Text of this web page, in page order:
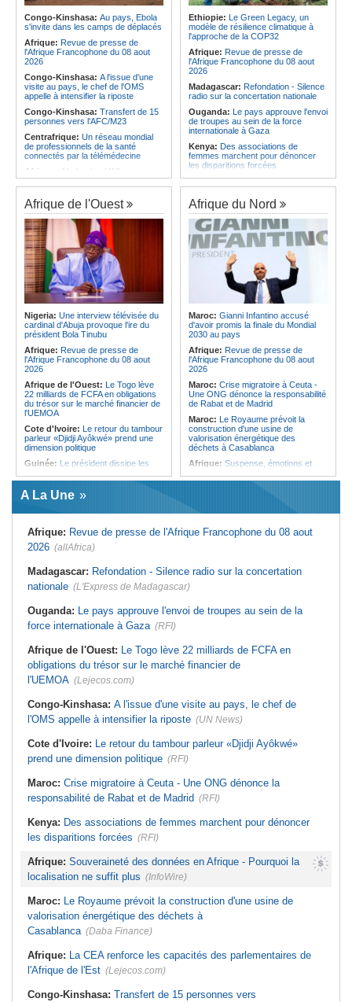
Afrique:CAN Féminine 2026 -
Priscille Kreto, la sérénité avant le
grand rendez-vous face à l'Algérie
Afrique: Le roman-photo de la
phase de groupes de la
TotalEnergies CAF Coupe d'Afrique
Angola:Le pays se dote d'une
usine de conditionnement et de
traitement des semences
Afrique: L'Angola possède l'un des
régimes juridiques les plus complets
du continent
Congo-Kinshasa: Au pays, Ebola
s'invite dans les camps de déplacés
Afrique: Revue de presse de
l'Afrique Francophone du 08 aout
2026
Congo-Kinshasa: A l'issue d'une
visite au pays, le chef de l'OMS
appelle à intensifier la riposte
Congo-Kinshasa: Transfert de 15
personnes vers l'AFC/M23
Centrafrique: Un réseau mondial
de professionnels de la santé
connectés par la télémédecine
Afrique:
Afrobasket U18 -
Madagascar valide son ticket pour
les quarts
Congo-Brazzaville:
Assainissement et développement
local - Les Nations unies réitèrent
leur soutien au pays
Angola:Un responsable prône la
transformation du potentiel
touristique en opportunités
d'investissement
Angola:La Marine de guerre
angolaise décore des militaires pour
les services rendus à la Patrie
Angola:Le président de
l'Assemblée nationale en mission
d'évaluation de l'activité
parlementaire de Lunda-Sul
Ethiopie: Le Green Legacy, un
modèle de résilience climatique à
l'approche de la COP32
Afrique: Revue de presse de
l'Afrique Francophone du 08 aout
2026
Madagascar: Refondation - Silence
radio sur la concertation nationale
Ouganda: Le pays approuve l'envoi
de troupes au sein de la force
internationale à Gaza
Kenya: Des associations de
femmes marchent pour dénoncer
les disparitions forcées
Afrique:La CEA renforce les
capacités des parlementaires de
l'Afrique de l'Est
Madagascar:Danse - La création
chorégraphique rassemble ses
adeptes
Madagascar:Média - Mort subite
de Sitraka Rakotobe
Madagascar:
Les reins solides
Madagascar:
Vol à la tire - Un
groupe de six femmes se retrouve
Afrique de l'Ouest
Nigeria: Une interview télévisée du
cardinal d'Abuja provoque l'ire du
président Bola Tinubu
Afrique: Revue de presse de
l'Afrique Francophone du 08 aout
2026
Afrique de l'Ouest: Le Togo lève
22 milliards de FCFA en obligations
du trésor sur le marché financier de
l'UEMOA
Cote d'Ivoire: Le retour du tambour
parleur «Djidji Ayôkwé» prend une
dimension politique
Guinée: Le président dissipe les
santé dans un message publié sur X
Sénégal:Des artistes outillés à
bancables
Sénégal:La 2e édition de la 'Soirée
du football au Sénégal' prévue mardi
à Dakar
Sénégal:
JOJ Dakar 2026 - La
Banque mondiale salue les
préparatifs et l'expertise du Comité
Sénégal:Soins prénataux
d'urgence - L'Etat vise à rendre
opérationnels 32 blocs opératoires
Sénégal: Assurance islamique - Le
FDMI signe une convention de
financement avec SEN Assurance
Vie
Afrique du Nord
Maroc: Gianni Infantino accusé
d'avoir promis la finale du Mondial
2030 au pays
Afrique: Revue de presse de
l'Afrique Francophone du 08 aout
2026
Maroc: Crise migratoire à Ceuta -
Une ONG dénonce la responsabilité
de Rabat et de Madrid
Maroc: Le Royaume prévoit la
construction d'une usine de
valorisation énergétique des
déchets à Casablanca
Afrique: Suspense, émotions et
finalistes de la CAN Féminine
Afrique:CAN Féminine 2026 -
Priscille Kreto, la sérénité avant le
grand rendez-vous face à l'Algérie
TotalEnergies CAF Coupe d'Afrique
d'Étude Technique (TSG) de la
TotalEnergies CAF Coupe d'Afrique
Ce que révèle le discours du
de Sebta
et s'incline face à la Tunisie (44-43)
A La Une
Afrique: Revue de presse de l'Afrique Francophone du 08 aout
2026 (allAfrica)
Madagascar: Refondation - Silence radio sur la concertation
nationale (L'Express de Madagascar)
Ouganda: Le pays approuve l'envoi de troupes au sein de la
force internationale à Gaza (RFI)
Afrique de l'Ouest: Le Togo lève 22 milliards de FCFA en
obligations du trésor sur le marché financier de
l'UEMOA (Lejecos.com)
Congo-Kinshasa: A l'issue d'une visite au pays, le chef de
l'OMS appelle à intensifier la riposte (UN News)
Cote d'Ivoire: Le retour du tambour parleur «Djidji Ayôkwé»
prend une dimension politique (RFI)
Maroc: Crise migratoire à Ceuta - Une ONG dénonce la
responsabilité de Rabat et de Madrid (RFI)
Kenya: Des associations de femmes marchent pour dénoncer
les disparitions forcées (RFI)
Afrique: Souveraineté des données en Afrique - Pourquoi la
localisation ne suffit plus (InfoWire)
Maroc: Le Royaume prévoit la construction d'une usine de
valorisation énergétique des déchets à
Casablanca (Daba Finance)
Afrique: La CEA renforce les capacités des parlementaires de
l'Afrique de l'Est (Lejecos.com)
Congo-Kinshasa: Transfert de 15 personnes vers